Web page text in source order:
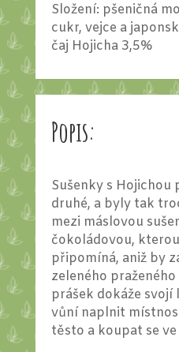
Složení: pšeničná
cukr, vejce a
čaj Hojicha 3,5%
Popis:
Sušenky s Hojichou
druhé, a byly tak
mezi máslovou
čokoládovou,
připomíná, aniž by
zeleného
prášek dokáže svojí
vůní naplnit
těsto a koupat se ve